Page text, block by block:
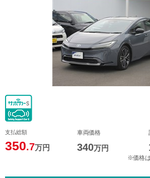
支払総額
350.7万円
車両価格
340万円
※価格